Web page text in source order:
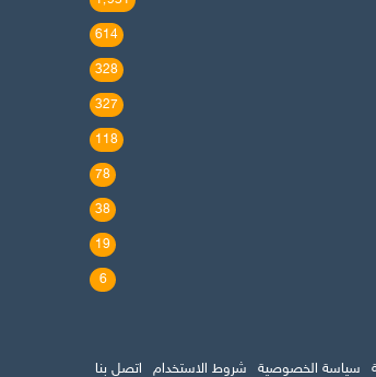
614
328
327
118
78
38
19
6
سياسة الخصوصية شروط الاستخدام اتصل بنا